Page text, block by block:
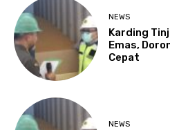
NEWS
Karding
Emas,
Cepat
NEWS